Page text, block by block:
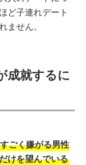
ど子連れデート
ません。
成就するに
ごく嫌がる男性
けを望んでいる